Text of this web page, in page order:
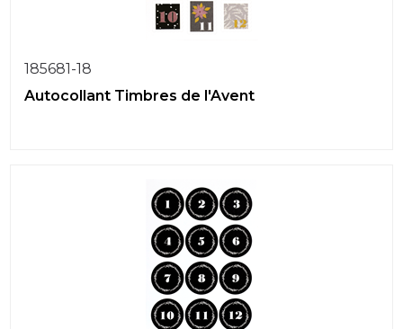
185681-18
Autocollant Timbres de l'Avent